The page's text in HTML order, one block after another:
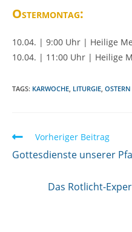
Ostermontag:
10.04. | 9:00 Uhr | Heilige
10.04. | 11:00 Uhr | Heilige
TAGS: KARWOCHE, LITURGIE, OSTERN
W
e
Vorheriger Beitrag
Gottesdienste unserer
Das Rotlicht-